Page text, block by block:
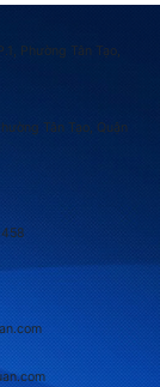
Phường Tân Tạo,
Tân Tạo, Quận